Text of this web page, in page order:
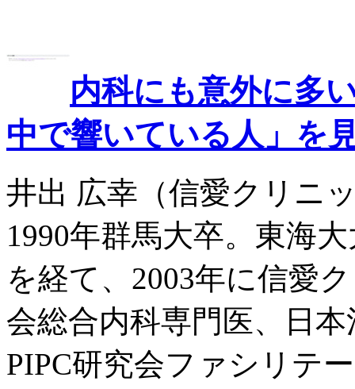
内科にも意外に多
中で響いている人」を
井出 広幸（信愛クリニ
1990年群馬大卒。東海
を経て、2003年に信愛
会総合内科専門医、日
PIPC研究会ファシリテ